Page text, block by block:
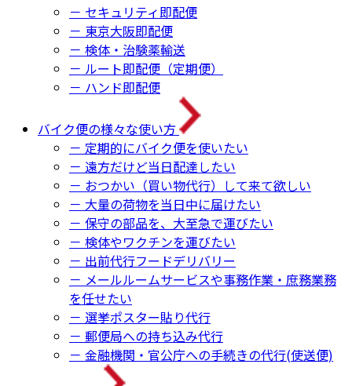
－ セキュリティ即配便
－ 東京大阪即配便
－ 検体・治験薬輸送
－ ルート即配便（定期便）
－ ハンド即配便
バイク便の様々な使い方
－ 定期的にバイク便を使いたい
－ 遠方だけど当日配達したい
－ おつかい（買い物代行）して来て欲しい
－ 大量の荷物を当日中に届けたい
－ 保守の部品を、大至急で運びたい
－ 検体やワクチンを運びたい
－ 出前代行フードデリバリー
－ メールルームサービスや事務作業・庶務業務
を任せたい
－ 選挙ポスター貼り代行
－ 郵便局への持ち込み代行
－ 金融機関・官公庁への手続きの代行(使送便)